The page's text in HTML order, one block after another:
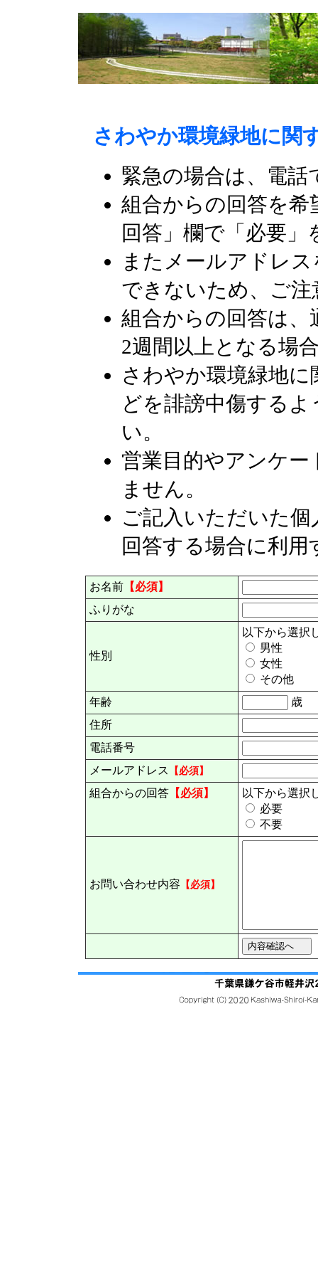
さわやか環境緑地に関
緊急の場合は、電
組合からの回答を
回答」欄で「必要
またメールアドレ
できないため、ご
組合からの回答は、
2週間以上となる場
さわやか環境緑地
どを誹謗中傷する
い。
営業目的やアンケ
ません。
ご記入いただいた
回答する場合に利用
お名前 【必須】
ふりがな
性別
以下から選択
男性
女性
その他
年齢
歳
住所
電話番号
メールアドレス
【必須】
組合からの回答 【必須】
以下から選択
必要
不要
お問い合わせ内容 【必須】